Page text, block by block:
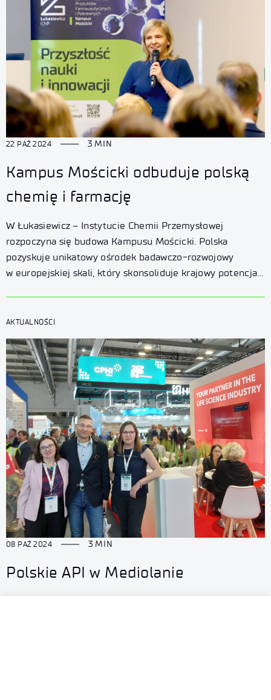
22 PAŹ 2024 3 MIN
Kampus Mościcki odbuduje polską
chemię i farmację
W Łukasiewicz – Instytucie Chemii Przemysłowej
rozpoczyna się budowa Kampusu Mościcki. Polska
pozyskuje unikatowy ośrodek badawczo-rozwojowy
w europejskiej skali, który skonsoliduje krajowy potencjał
AKTUALNOŚCI
08 PAŹ 2024 3 MIN
Polskie API w Mediolanie